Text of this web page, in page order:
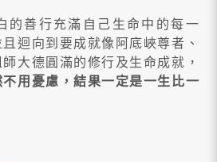
的善行充滿自己生命中的每一
迴向到要成就像阿底峽尊者、
大德圓滿的修行及生命成就，
用憂慮，結果一定是一生比一